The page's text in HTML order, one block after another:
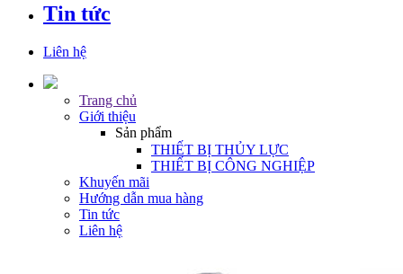
Tin tức
Liên hệ
Trang chủ
Giới thiệu
Sản phẩm
THIẾT BỊ THỦY LỰC
THIẾT BỊ CÔNG NGHIỆP
Khuyến mãi
Hướng dẫn mua hàng
Tin tức
Liên hệ